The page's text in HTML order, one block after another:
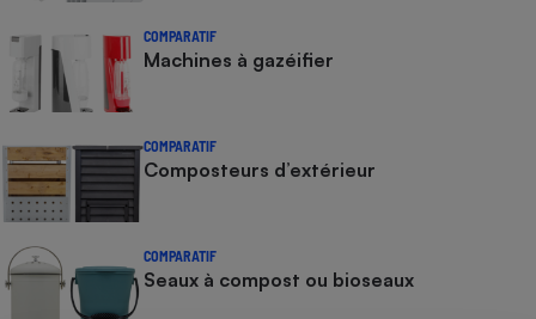
COMPARATIF
Machines à gazéifier
COMPARATIF
Composteurs d’extérieur
COMPARATIF
Seaux à compost ou bioseaux